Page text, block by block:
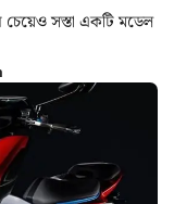
চেয়েও সস্তা একটি মডেল